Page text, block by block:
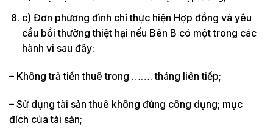
c) Đơn phương đình chỉ thực hiện Hợp đồng và yêu
cầu bồi thường thiệt hại nếu Bên B có một trong các
hành vi sau đây:
– Không trả tiền thuê trong ……. tháng liên tiếp;
– Sử dụng tài sản thuê không đúng công dụng; mục
đích của tài sản;